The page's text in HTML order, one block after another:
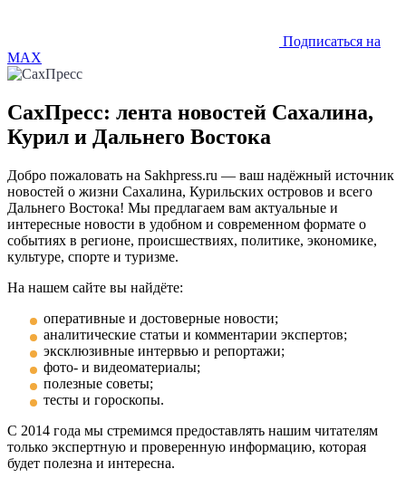
Подписаться на
MAX
СахПресс: лента новостей Сахалина,
Курил и Дальнего Востока
Добро пожаловать на Sakhpress.ru — ваш надёжный источник
новостей о жизни Сахалина, Курильских островов и всего
Дальнего Востока! Мы предлагаем вам актуальные и
интересные новости в удобном и современном формате о
событиях в регионе, происшествиях, политике, экономике,
культуре, спорте и туризме.
На нашем сайте вы найдёте:
оперативные и достоверные новости;
аналитические статьи и комментарии экспертов;
эксклюзивные интервью и репортажи;
фото- и видеоматериалы;
полезные советы;
тесты и гороскопы.
С 2014 года мы стремимся предоставлять нашим читателям
только экспертную и проверенную информацию, которая
будет полезна и интересна.